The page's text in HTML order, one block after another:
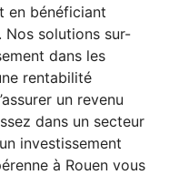
en bénéficiant
Nos solutions sur-
dans les
rentabilité
un revenu
dans un secteur
investissement
à Rouen vous